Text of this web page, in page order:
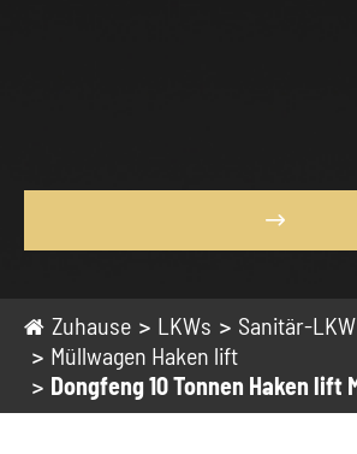

Zuhause LKWs Sanitär-LKW
Müllwagen Haken lift
Dongfeng 10 Tonnen Haken lift